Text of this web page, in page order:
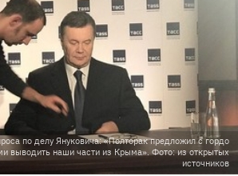
по делу Януковича: «Полторак предложил с гордо
выводить наши части из Крыма». Фото: из открытых
источников